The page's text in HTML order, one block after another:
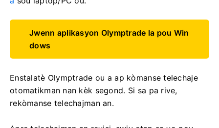
Jwenn aplikasyon Olymptrade la pou Win
dows
Enstalatè Olymptrade ou a ap kòmanse telechaje
otomatikman nan kèk segond. Si sa pa rive,
rekòmanse telechajman an.